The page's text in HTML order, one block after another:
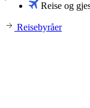
Reise og
Reisebyråer